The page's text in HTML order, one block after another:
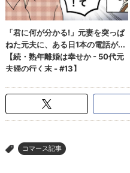
> コマース記事